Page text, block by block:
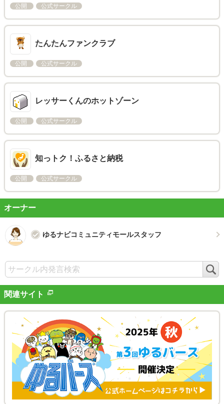
公開 公式サークル
たんたんファンクラブ
公開 公式サークル
レッサーくんのホットゾーン
公開 公式サークル
知っトク！ふるさと納税
公開 公式サークル
オーナー
ゆるナビコミュニティモールスタッフ
関連サイト